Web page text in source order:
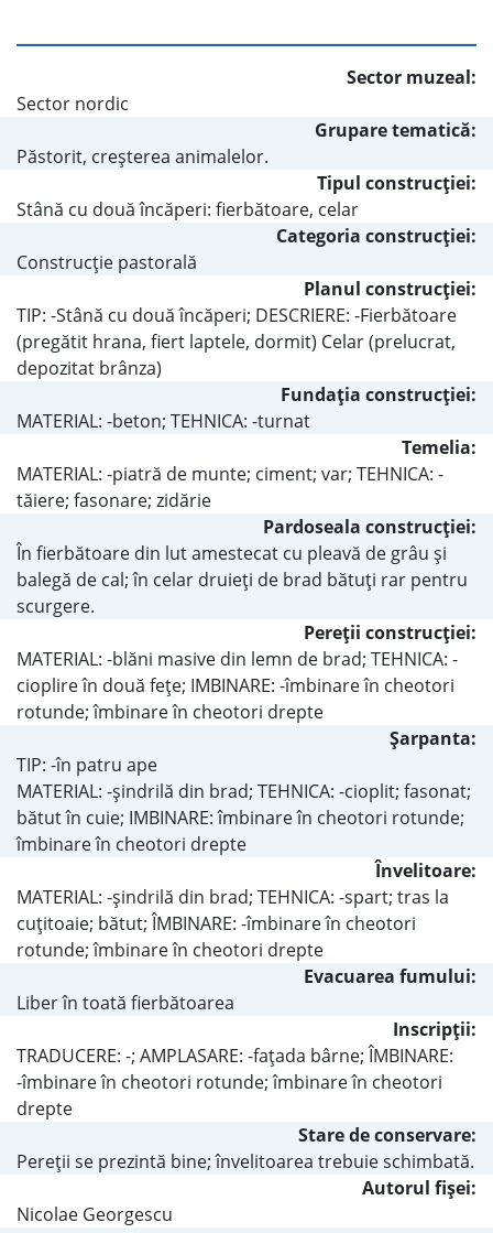
Sector muzeal:
Sector nordic
Grupare tematică:
Păstorit, creşterea animalelor.
Tipul construcţiei:
Stână cu două încăperi: fierbătoare, celar
Categoria construcţiei:
Construcţie pastorală
Planul construcţiei:
TIP: -Stână cu două încăperi; DESCRIERE: -Fierbătoare
(pregătit hrana, fiert laptele, dormit) Celar (prelucrat,
depozitat brânza)
Fundaţia construcţiei:
MATERIAL: -beton; TEHNICA: -turnat
Temelia:
MATERIAL: -piatră de munte; ciment; var; TEHNICA: -
tăiere; fasonare; zidărie
Pardoseala construcţiei:
În fierbătoare din lut amestecat cu pleavă de grâu şi
balegă de cal; în celar druieţi de brad bătuţi rar pentru
scurgere.
Pereţii construcţiei:
MATERIAL: -blăni masive din lemn de brad; TEHNICA: -
cioplire în două feţe; IMBINARE: -îmbinare în cheotori
rotunde; îmbinare în cheotori drepte
Şarpanta:
TIP: -în patru ape
MATERIAL: -şindrilă din brad; TEHNICA: -cioplit; fasonat;
bătut în cuie; IMBINARE: îmbinare în cheotori rotunde;
îmbinare în cheotori drepte
Învelitoare:
MATERIAL: -şindrilă din brad; TEHNICA: -spart; tras la
cuţitoaie; bătut; ÎMBINARE: -îmbinare în cheotori
rotunde; îmbinare în cheotori drepte
Evacuarea fumului:
Liber în toată fierbătoarea
Inscripţii:
TRADUCERE: -; AMPLASARE: -faţada bârne; ÎMBINARE:
-îmbinare în cheotori rotunde; îmbinare în cheotori
drepte
Stare de conservare:
Pereţii se prezintă bine; învelitoarea trebuie schimbată.
Autorul fişei:
Nicolae Georgescu